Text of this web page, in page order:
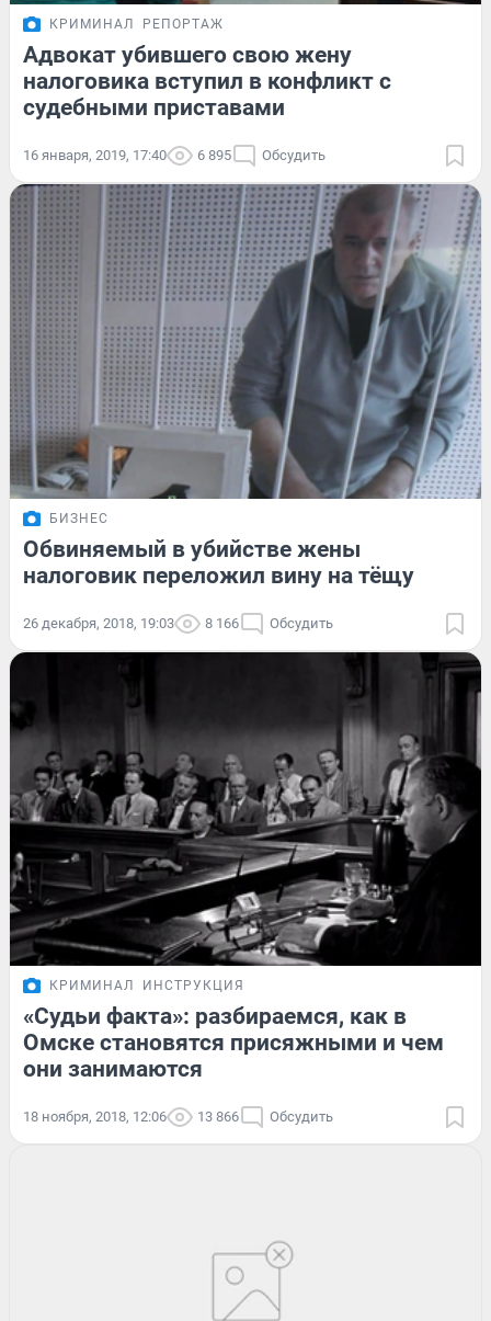
КРИМИНАЛ РЕПОРТАЖ
Адвокат убившего свою жену
налоговика вступил в конфликт с
судебными приставами
16 января, 2019, 17:40 6 895 Обсудить
БИЗНЕС
Обвиняемый в убийстве жены
налоговик переложил вину на тёщу
26 декабря, 2018, 19:03 8 166 Обсудить
КРИМИНАЛ ИНСТРУКЦИЯ
«Судьи факта»: разбираемся, как в
Омске становятся присяжными и чем
они занимаются
18 ноября, 2018, 12:06 13 866 Обсудить